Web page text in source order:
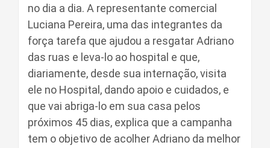
no dia a dia. A representante comercial
Luciana Pereira, uma das integrantes da
força tarefa que ajudou a resgatar Adriano
das ruas e leva-lo ao hospital e que,
diariamente, desde sua internação, visita
ele no Hospital, dando apoio e cuidados, e
que vai abriga-lo em sua casa pelos
próximos 45 dias, explica que a campanha
tem o objetivo de acolher Adriano da melhor